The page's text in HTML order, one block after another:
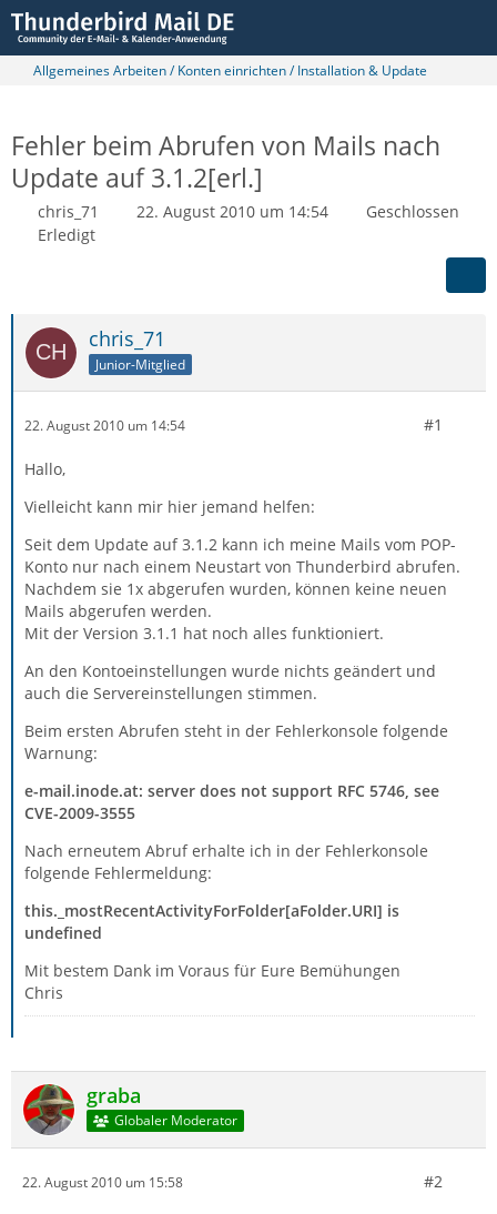
Allgemeines Arbeiten / Konten einrichten / Installation & Update
Fehler beim Abrufen von Mails nach
Update auf 3.1.2[erl.]
chris_71 22. August 2010 um 14:54
Geschlossen
Erledigt
chris_71
Junior-Mitglied
22. August 2010 um 14:54 #1
Hallo,
Vielleicht kann mir hier jemand helfen:
Seit dem Update auf 3.1.2 kann ich meine Mails vom POP-
Konto nur nach einem Neustart von Thunderbird abrufen.
Nachdem sie 1x abgerufen wurden, können keine neuen
Mails abgerufen werden.
Mit der Version 3.1.1 hat noch alles funktioniert.
An den Kontoeinstellungen wurde nichts geändert und
auch die Servereinstellungen stimmen.
Beim ersten Abrufen steht in der Fehlerkonsole folgende
Warnung:
e-mail.inode.at: server does not support RFC 5746, see
CVE-2009-3555
Nach erneutem Abruf erhalte ich in der Fehlerkonsole
folgende Fehlermeldung:
this._mostRecentActivityForFolder[aFolder.URI] is
undefined
Mit bestem Dank im Voraus für Eure Bemühungen
Chris
graba
Globaler Moderator
22. August 2010 um 15:58 #2